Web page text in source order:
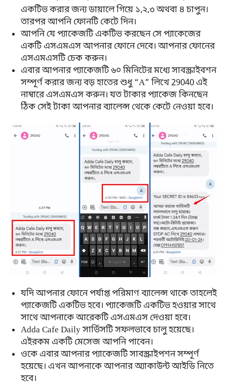
একটিভ করার জন্য ডায়ালে গিয়ে ১,২,৩ অথবা ৪ চাপুন।
তারপর আপনি ফোনটি কেটে দিন।
আপনি যে প্যাকেজটি একটিভ করছেন সে প্যাকেজের
একটি এসএমএস আপনার ফোনে দেবে। আপনার ফোনের
এসএমএসটি চেক করুন।
এবার আপনার প্যাকেজটি ৬০ মিনিটের মধ্যে সাবস্ক্রাইবশন
সম্পূর্ণ করার জন্য বড় হাতের শুধু “A” লিখে 29040 এই
নাম্বারে এসএমএস করুন। যত টাকার প্যাকেজ কিনছেন
ঠিক সেই টাকা আপনার ব্যালেন্স থেকে কেটে নেওয়া হবে।
যদি আপনার ফোনে পর্যাপ্ত পরিমাণ ব্যালেন্স থাকে তাহলেই
প্যাকেজটি একটিভ হবে। প্যাকেজটি একটিভ হওয়ার সাথে
সাথে আপনাকে আরেকটি এসএমএস দেওয়া হবে।
Adda Cafe Daily সার্ভিসটি সফলভাবে চালু হয়েছে।
এইরকম একটি মেসেজ আপনি পাবেন।
ওকে এবার আপনার প্যাকেজটি সাবস্ক্রাইপশন সম্পূর্ণ
হয়েছে। এখন আপনাকে আপনার অ্যাকাউন্ট আইডি নিতে
হবে।